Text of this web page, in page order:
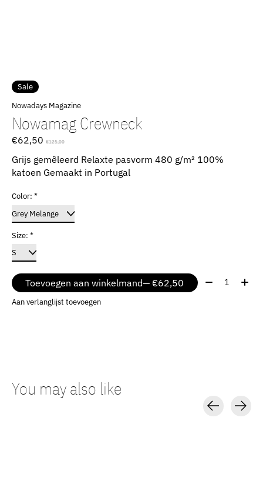
Sale
Nowadays Magazine
Nowamag Crewneck
€62,50 €125,00
Grijs gemêleerd Relaxte pasvorm 480 g/m² 100%
katoen Gemaakt in Portugal
Color: *
Size: *
Toevoegen aan winkelmand — €62,50 Aantal:
Aan verlanglijst toevoegen
You may also like